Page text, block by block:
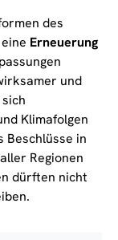
des
Erneuerung
und
Klimafolgen
Beschlüsse in
Regionen
dürften nicht